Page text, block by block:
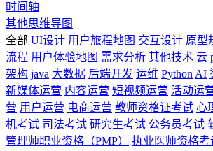
时间轴
其他思维导图
全部 UI设计 用户旅程地图 交互设计 原型
流程 用户体验地图 需求分析 其他技术 云
架构 java 大数据 后端开发 运维 Python AI
新媒体运营 内容运营 短视频运营 活动运
营 用户运营 电商运营 教师资格证考试 心
机考试 司法考试 研究生考试 公务员考试
管理师职业资格（PMP）
执业医师资格考